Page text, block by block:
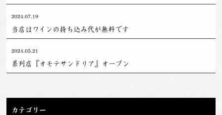
2024.07.19
当店はワインの持ち込み代が無料です
2024.05.21
系列店『オモテサンドリア』オープン
カテゴリー